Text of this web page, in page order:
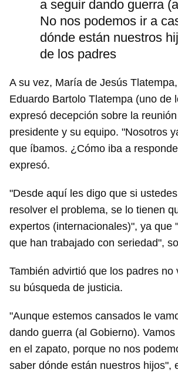
a seguir dando guerra
No nos podemos ir a
dónde están nuestros
de los padres
A su vez, María de Jesús
Eduardo Bartolo Tlatempa (uno de
expresó decepción sobre la reunión
presidente y su equipo. "Nosotros
que íbamos. ¿Cómo iba a
expresó.
"Desde aquí les digo que si
resolver el problema, se lo tienen
expertos (internacionales)", ya que
que han trabajado con seriedad",
También advirtió que los padres no
su búsqueda de justicia.
"Aunque estemos cansados le
dando guerra (al Gobierno).
en el zapato, porque no nos
saber dónde están nuestros hijos",